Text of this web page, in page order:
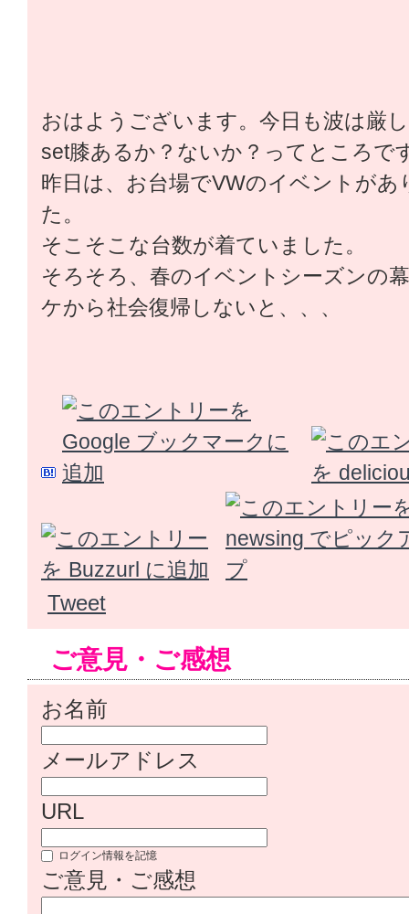
おはようございます。今日も波は厳
set膝あるか？ないか？ってところで
昨日は、お台場でVWのイベントが
た。
そこそこな台数が着ていました。
そろそろ、春のイベントシーズンの
ケから社会復帰しないと、、、
Tweet
ご意見・ご感想
お名前
メールアドレス
URL
ログイン情報を記憶
ご意見・ご感想